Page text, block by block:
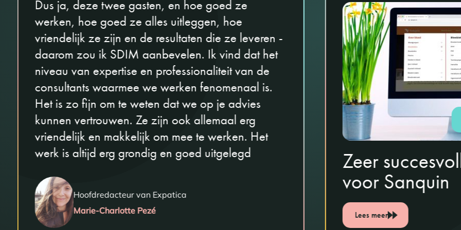
Dus ja, deze twee gasten, en hoe goed ze
werken, hoe goed ze alles uitleggen, hoe
vriendelijk ze zijn en de resultaten die ze leveren -
daarom zou ik SDIM aanbevelen. Ik vind dat het
niveau van expertise en professionaliteit van de
consultants waarmee we werken fenomenaal is.
Het is zo fijn om te weten dat we op je advies
kunnen vertrouwen. Ze zijn ook allemaal erg
vriendelijk en makkelijk om mee te werken. Het
werk is altijd erg grondig en goed uitgelegd
Hoofdredacteur van Expatica
Marie-Charlotte Pezé
Zeer
voor Sanquin
Lees meer